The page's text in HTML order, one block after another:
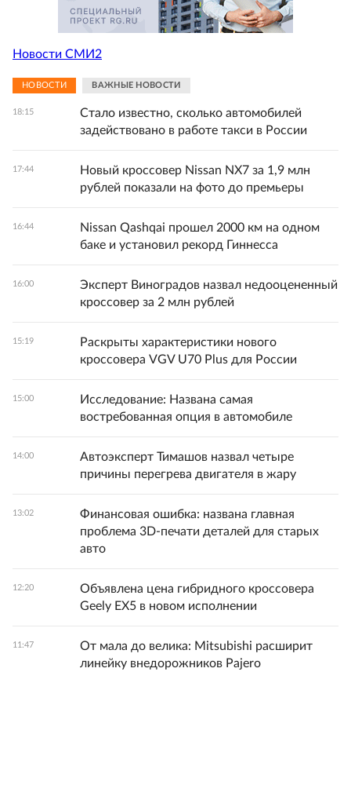
Новости СМИ2
НОВОСТИ ВАЖНЫЕ НОВОСТИ
18:15
Стало известно, сколько автомобилей
задействовано в работе такси в России
17:44
Новый кроссовер Nissan NX7 за 1,9 млн
рублей показали на фото до премьеры
16:44
Nissan Qashqai прошел 2000 км на одном
баке и установил рекорд Гиннесса
16:00
Эксперт Виноградов назвал недооцененный
кроссовер за 2 млн рублей
15:19
Раскрыты характеристики нового
кроссовера VGV U70 Plus для России
15:00
Исследование: Названа самая
востребованная опция в автомобиле
14:00
Автоэксперт Тимашов назвал четыре
причины перегрева двигателя в жару
13:02
Финансовая ошибка: названа главная
проблема 3D-печати деталей для старых
авто
12:20
Объявлена цена гибридного кроссовера
Geely EX5 в новом исполнении
11:47
От мала до велика: Mitsubishi расширит
линейку внедорожников Pajero